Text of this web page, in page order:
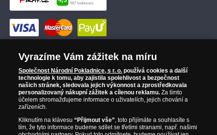
Vyrazíme Vám zážitek na míru
Společnost Národní Pokladnice, s r. o. používá cookies a další
technologie k tomu, aby zajistila spolehlivost a bezpečnost
našich stránek, sledovala jejich výkonnost a zprostředkovala
personalizovaný nákupní zážitek a cílenou reklamu. Za tímto
účelem shromažďujeme informace o uživatelích, jejich chování a
zařízeních.
Kliknutím na klávesu“Přijmout vše”, toto přijímáte a souhlasíte s
tím, že tyto informace budeme sdílet se třetími stranami, např. našimi